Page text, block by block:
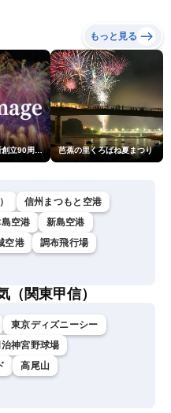
もっと見る
川口商工会議所創立90周年・青年部40周年・女性会30周年記念 第6回川口花火大会 芭蕉の里くろばね夏まつり
信州まつもと空港
空港
新島空港
空港
調布飛行場
（関東甲信）
東京ディズニーシー
治神宮野球場
高尾山